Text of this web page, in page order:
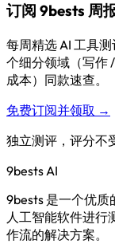
订阅 9bests 周
每周精选 AI 工具
个细分领域（写作
成本）同款速查。
免费订阅并领取 →
独立测评，评分不
9bestsAI
9bests 是一个优质
人工智能软件进行
作流的解决方案。